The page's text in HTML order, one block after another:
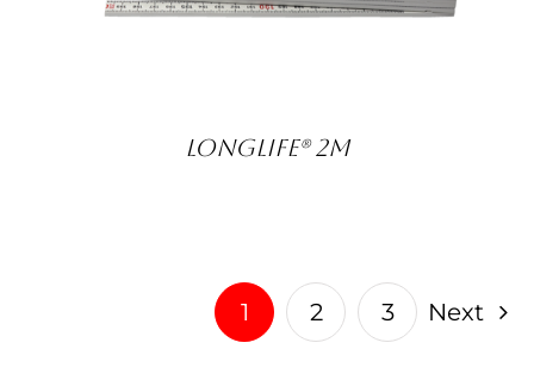
LongLife® 2m
1 2 3 Next